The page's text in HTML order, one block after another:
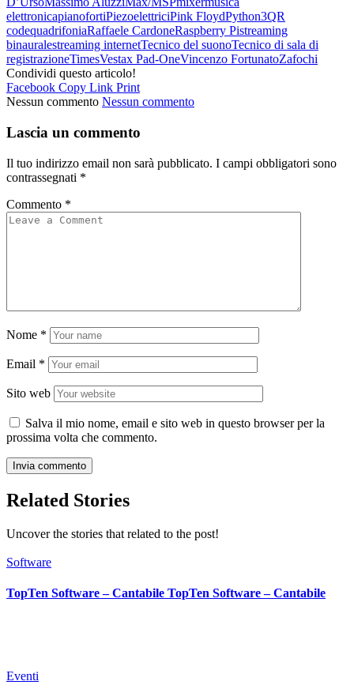
elettronicapianofortiPiezoelettriciPink FloydPython3QR
codequadrifoniaRaffaele CardoneRaspberry Pistreaming
binauralestreaming internetTecnico del suonoTecnico di sala di
registrazioneTimesVestax Pad-OneVincenzo FortunatoZafochi
Condividi questo articolo!
Facebook Copy Link Print
Nessun commento Nessun commento
Lascia un commento
Il tuo indirizzo email non sarà pubblicato. I campi obbligatori sono
contrassegnati *
Commento *
Nome *
Email *
Sito web
Salva il mio nome, email e sito web in questo browser per la
prossima volta che commento.
Related Stories
Uncover the stories that related to the post!
Software
TopTen Software – Cantabile TopTen Software – Cantabile
Eventi